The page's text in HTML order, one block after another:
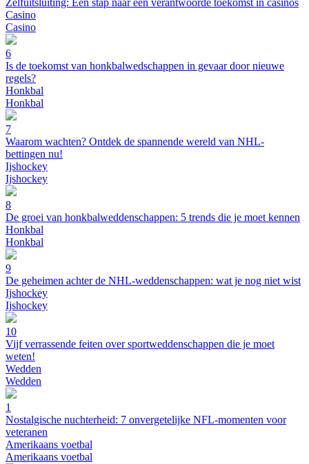
Zelfuitsluiting: Een stap naar een verantwoorde toekomst in casinos
Casino
Casino
6
Is de toekomst van honkbalwedschappen in gevaar door nieuwe
regels?
Honkbal
Honkbal
7
Waarom wachten? Ontdek de spannende wereld van NHL-
bettingen nu!
Ijshockey
Ijshockey
8
De groei van honkbalweddenschappen: 5 trends die je moet kennen
Honkbal
Honkbal
9
De geheimen achter de NHL-weddenschappen: wat je nog niet wist
Ijshockey
Ijshockey
10
Vijf verrassende feiten over sportweddenschappen die je moet
weten!
Wedden
Wedden
1
Nostalgische nuchterheid: 7 onvergetelijke NFL-momenten voor
veteranen
Amerikaans voetbal
Amerikaans voetbal